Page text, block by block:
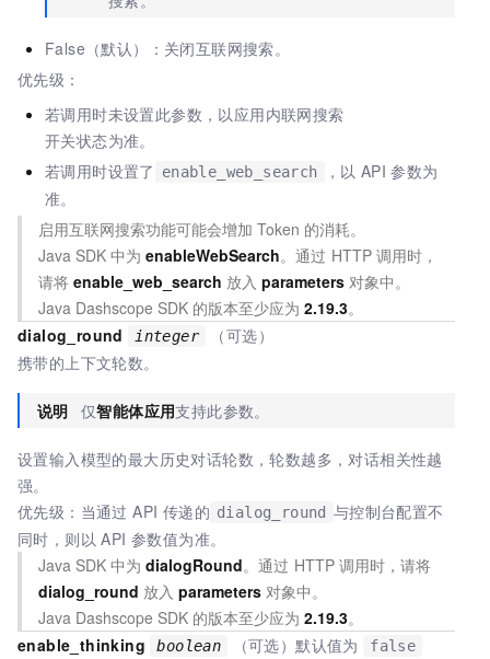
False（默认）：关闭互联网搜索。
优先级：
若调用时未设置此参数，以应用内联网搜索
开关状态为准。
若调用时设置了
enable_web_search
，以 API 参数为
准。
启用互联网搜索功能可能会增加 Token 的消耗。
Java SDK 中为 enableWebSearch。通过 HTTP 调用时，
请将 enable_web_search 放入 parameters 对象中。
Java Dashscope SDK 的版本至少应为 2.19.3。
dialog_round
integer
（可选）
携带的上下文轮数。
说明 仅智能体应用支持此参数。
设置输入模型的最大历史对话轮数，轮数越多，对话相关性越
强。
优先级：当通过 API 传递的 dialog_round 与控制台配置不
同时，则以 API 参数值为准。
Java SDK 中为 dialogRound。通过 HTTP 调用时，请将
dialog_round 放入 parameters 对象中。
Java Dashscope SDK 的版本至少应为 2.19.3。
enable_thinking
boolean （可选）默认值为 false